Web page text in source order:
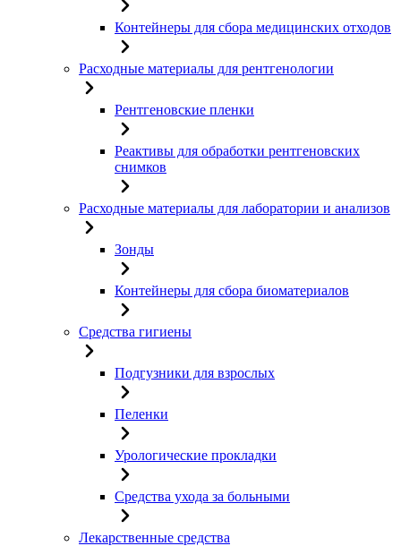
Контейнеры для сбора медицинских отходов
Расходные материалы для рентгенологии
Рентгеновские пленки
Реактивы для обработки рентгеновских
снимков
Расходные материалы для лаборатории и анализов
Зонды
Контейнеры для сбора биоматериалов
Средства гигиены
Подгузники для взрослых
Пеленки
Урологические прокладки
Средства ухода за больными
Лекарственные средства